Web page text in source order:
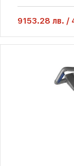
9153.28 лв. /